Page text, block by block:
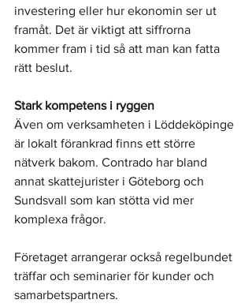
investering eller hur ekonomin ser ut
framåt. Det är viktigt att siffrorna
kommer fram i tid så att man kan fatta
rätt beslut.
Stark kompetens i ryggen
Även om verksamheten i Löddeköpinge
är lokalt förankrad finns ett större
nätverk bakom. Contrado har bland
annat skattejurister i Göteborg och
Sundsvall som kan stötta vid mer
komplexa frågor.
Företaget arrangerar också regelbundet
träffar och seminarier för kunder och
samarbetspartners.